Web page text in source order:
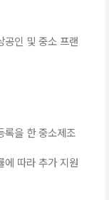
공인 및 중소 프랜
록을 한 중소제조
따라 추가 지원